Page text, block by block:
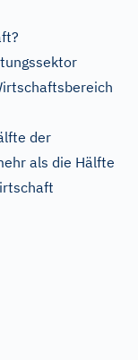
der
als die Hälfte